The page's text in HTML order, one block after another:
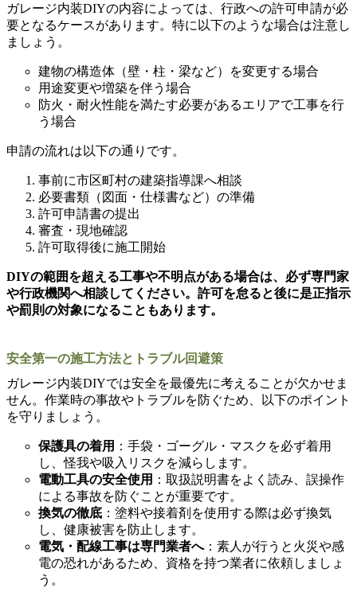
ガレージ内装DIYの内容によっては、行政への許可申請が必
要となるケースがあります。特に以下のような場合は注意し
ましょう。
建物の構造体（壁・柱・梁など）を変更する場合
用途変更や増築を伴う場合
防火・耐火性能を満たす必要があるエリアで工事を行
う場合
申請の流れは以下の通りです。
事前に市区町村の建築指導課へ相談
必要書類（図面・仕様書など）の準備
許可申請書の提出
審査・現地確認
許可取得後に施工開始
DIYの範囲を超える工事や不明点がある場合は、必ず専門家
や行政機関へ相談してください。許可を怠ると後に是正指示
や罰則の対象になることもあります。
安全第一の施工方法とトラブル回避策
ガレージ内装DIYでは安全を最優先に考えることが欠かせま
せん。作業時の事故やトラブルを防ぐため、以下のポイント
を守りましょう。
保護具の着用 ：手袋・ゴーグル・マスクを必ず着用
し、怪我や吸入リスクを減らします。
電動工具の安全使用 ：取扱説明書をよく読み、誤操作
による事故を防ぐことが重要です。
換気の徹底 ：塗料や接着剤を使用する際は必ず換気
し、健康被害を防止します。
電気・配線工事は専門業者へ：素人が行うと火災や感
電の恐れがあるため、資格を持つ業者に依頼しましょ
う。